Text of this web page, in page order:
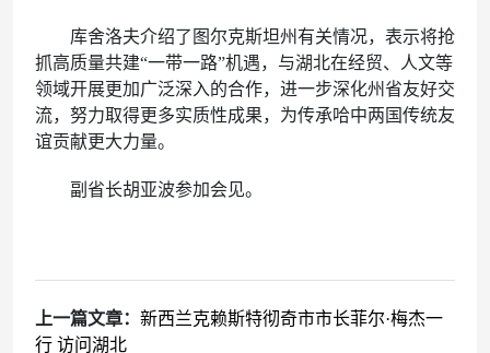
库舍洛夫介绍了图尔克斯坦州有关情况，表示将抢
抓高质量共建“一带一路”机遇，与湖北在经贸、人文等
领域开展更加广泛深入的合作，进一步深化州省友好交
流，努力取得更多实质性成果，为传承哈中两国传统友
谊贡献更大力量。
副省长胡亚波参加会见。
上一篇文章： 新西兰克赖斯特彻奇市市长菲尔·梅杰一
行 访问湖北